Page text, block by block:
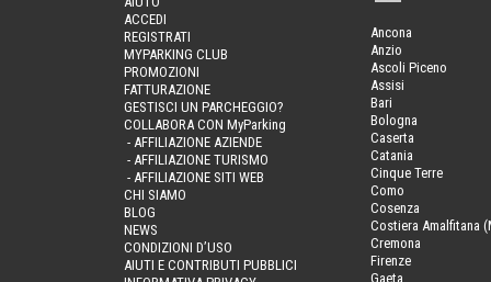
ACCEDI
REGISTRATI
MYPARKING CLUB
PROMOZIONI
FATTURAZIONE
GESTISCI UN PARCHEGGIO?
COLLABORA CON MyParking
- AFFILIAZIONE AZIENDE
- AFFILIAZIONE TURISMO
- AFFILIAZIONE SITI WEB
CHI SIAMO
BLOG
NEWS
CONDIZIONI D’USO
AIUTI E CONTRIBUTI PUBBLICI
Ancona
Anzio
Ascoli Piceno
Assisi
Bari
Bologna
Caserta
Catania
Cinque Terre
Como
Cosenza
Costiera Amalfitana
Cremona
Firenze
Gaeta